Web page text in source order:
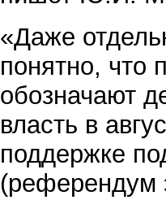
«Даже
понятно, что
обозначают
власть в
поддержке
(референдум